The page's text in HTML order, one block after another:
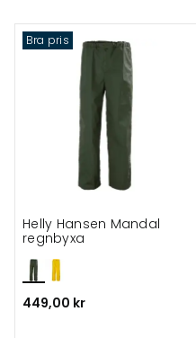
Bra pris
Helly Hansen Mandal
regnbyxa
449,00 kr